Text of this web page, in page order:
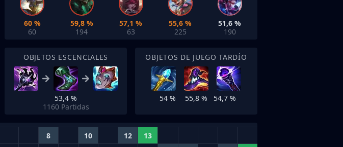
60 %
60
59,8 %
194
57,1 %
63
55,6 %
225
51,6 %
190
OBJETOS ESCENCIALES
53,4 %
1160 Partidas
OBJETOS DE JUEGO TARDÍO
54 % 55,8 % 54,7 %
8 10 12 13